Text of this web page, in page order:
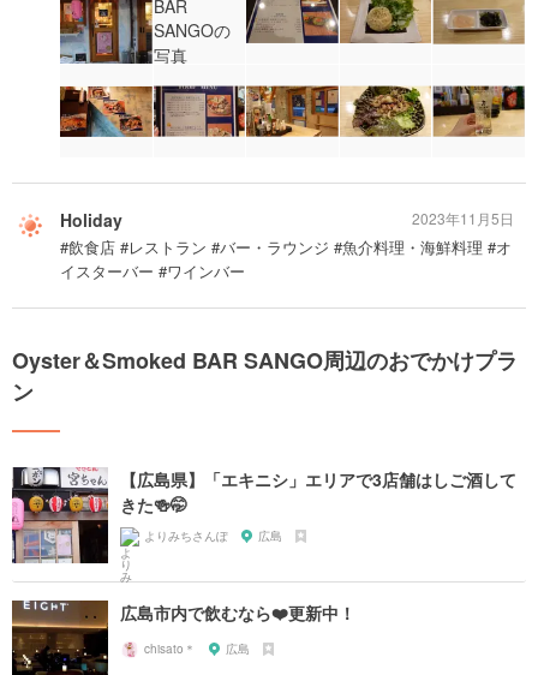
Holiday
#飲食店 #レストラン #バー・ラウンジ #魚介料理・海鮮料理 #オ
イスターバー #ワインバー
2023年11月5日
Oyster＆Smoked BAR SANGO周辺のおでかけプラ
ン
【広島県】「エキニシ」エリアで3店舗はしご酒して
きた🍻🤭
よりみちさんぽ 広島
広島市内で飲むなら❤️更新中！
chisato＊ 広島